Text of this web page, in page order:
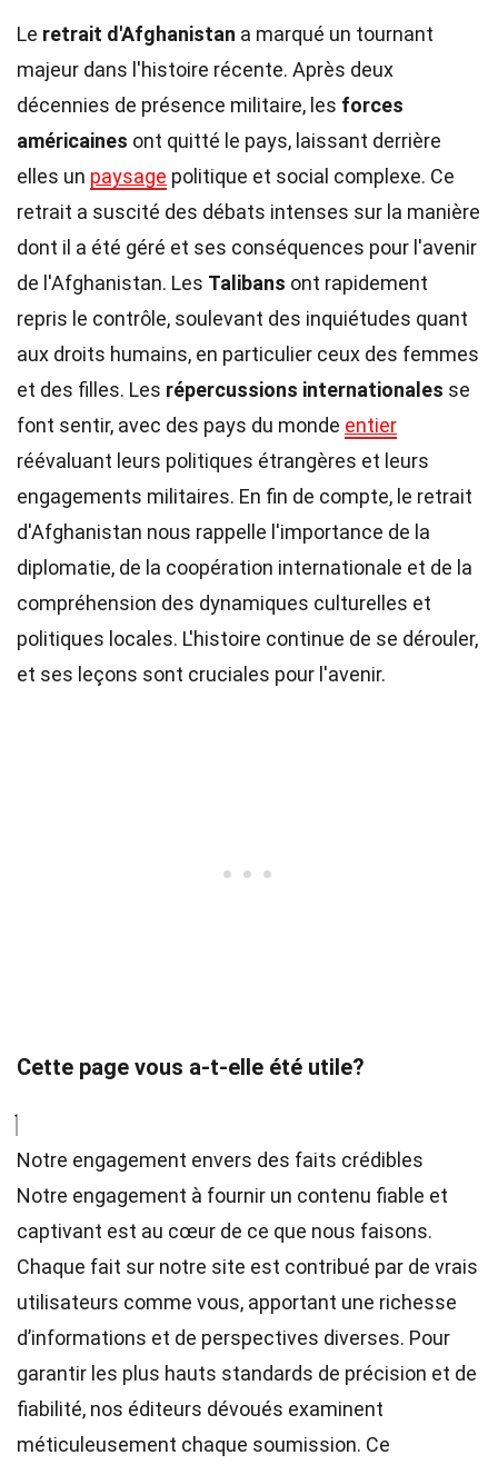
Le retrait d'Afghanistan a marqué un tournant
majeur dans l'histoire récente. Après deux
décennies de présence militaire, les forces
américaines ont quitté le pays, laissant derrière
elles un paysage politique et social complexe. Ce
retrait a suscité des débats intenses sur la manière
dont il a été géré et ses conséquences pour l'avenir
de l'Afghanistan. Les Talibans ont rapidement
repris le contrôle, soulevant des inquiétudes quant
aux droits humains, en particulier ceux des femmes
et des filles. Les répercussions internationales se
font sentir, avec des pays du monde entier
réévaluant leurs politiques étrangères et leurs
engagements militaires. En fin de compte, le retrait
d'Afghanistan nous rappelle l'importance de la
diplomatie, de la coopération internationale et de la
compréhension des dynamiques culturelles et
politiques locales. L'histoire continue de se dérouler,
et ses leçons sont cruciales pour l'avenir.
Cette page vous a-t-elle été utile?
Notre engagement envers des faits crédibles
Notre engagement à fournir un contenu fiable et
captivant est au cœur de ce que nous faisons.
Chaque fait sur notre site est contribué par de vrais
utilisateurs comme vous, apportant une richesse
d’informations et de perspectives diverses. Pour
garantir les plus hauts standards de précision et de
fiabilité, nos éditeurs dévoués examinent
méticuleusement chaque soumission. Ce